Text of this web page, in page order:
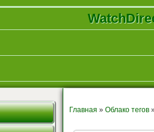
Главная »Облако тегов